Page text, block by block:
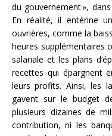
du gouvernement », dans
En réalité, il entérine
ouvrières, comme la
heures supplémentaires
salariale et les plans
recettes qui épargnent
leurs profits. Ainsi, les
gavent sur le budget
plusieurs dizaines de
contribution, ni les